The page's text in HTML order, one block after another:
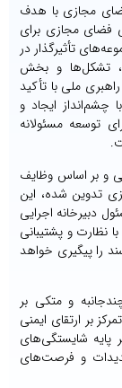
مجازی با هدف
فضای مجازی برای
تأثیرگذار در
تشکل‌ها و بخش
ملی با تأکید
ایجاد و
توسعه مسئولانه
و بر اساس وظایف
تدوین شده، این
دبیرخانه اجرایی
نظارت و پشتیبانی
را پیگیری خواهد
و متکی بر
بر ارتقای ایمنی
پایه شایستگی‌های
و فرصت‌های